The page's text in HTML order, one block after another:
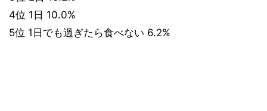
4位 1日 10.0%
5位 1日でも過ぎたら食べない 6.2%